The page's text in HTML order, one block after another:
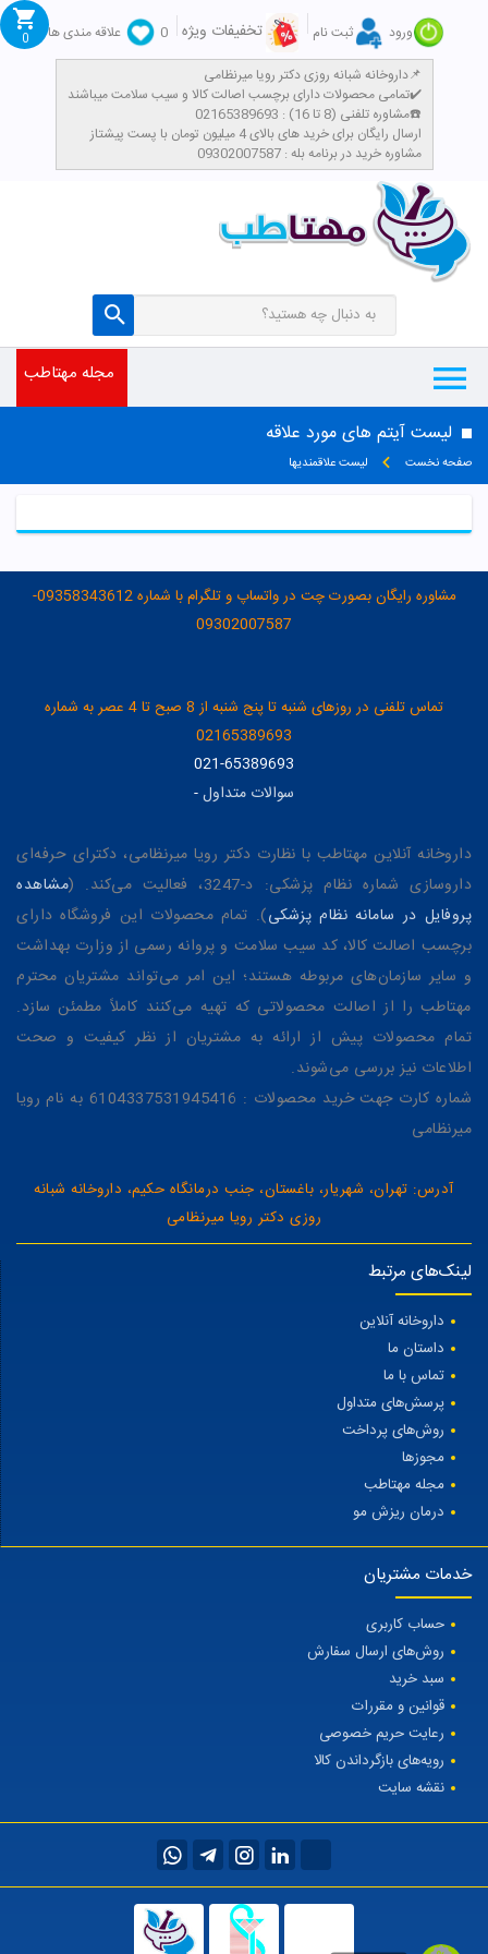
ورود ثبت نام تخفیفات ویژه 0
علاقه مندی ها
داروخانه شبانه روزی دکتر رویا میرنظامی📌
تمامی محصولات دارای برچسب اصالت کالا و سیب سلامت میباشند✔️
مشاوره تلفنی (8 تا 16) : 02165389693☎️
​ارسال رایگان برای خرید های بالای 4 میلیون تومان با پست پیشتاز
مشاوره خرید در برنامه بله : 09302007587
0
مجله مهتاطب
لیست آیتم های مورد علاقه
صفحه نخست لیست علاقمندیها
مشاوره رایگان بصورت چت در واتساپ و تلگرام با شماره 09358343612-
09302007587
تماس تلفنی در روزهای شنبه تا پنج شنبه از 8 صبح تا 4 عصر به شماره
02165389693
021-65389693
سوالات متداول-
داروخانه آنلاین مهتاطب با نظارت دکتر رویا میرنظامی، دکترای حرفه‌ای
داروسازی شماره نظام پزشکی: د-3247، فعالیت می‌کند. (
مشاهده
پروفایل در سامانه نظام پزشکی). تمام محصولات این فروشگاه دارای
برچسب اصالت کالا، کد سیب سلامت و پروانه رسمی از وزارت بهداشت
و سایر سازمان‌های مربوطه هستند؛ این امر می‌تواند مشتریان محترم
مهتاطب را از اصالت محصولاتی که تهیه می‌کنند کاملاً مطمئن سازد.
تمام محصولات پیش از ارائه به مشتریان از نظر کیفیت و صحت
اطلاعات نیز بررسی می‌شوند.
شماره کارت جهت خرید محصولات : 6104337531945416 به نام رویا
میرنظامی
آدرس: تهران، شهریار، باغستان، جنب درمانگاه حکیم، داروخانه شبانه
روزی دکتر رویا میرنظامی
لینک‌های مرتبط
داروخانه آنلاین
داستان ما
تماس با ما
پرسش‌های متداول
روش‌های پرداخت
مجوزها
مجله مهتاطب
درمان ریزش مو
خدمات مشتریان
حساب کاربری
روش‌های ارسال سفارش
سبد خرید
قوانین و مقررات
رعایت حریم خصوصی
رویه‌های بازگرداندن کالا
نقشه سایت